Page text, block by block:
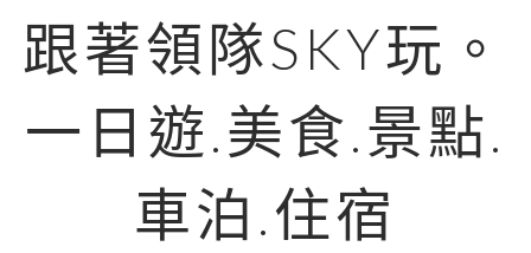
跟著領隊SKY玩。
一日遊.美食.景點.
車泊.住宿